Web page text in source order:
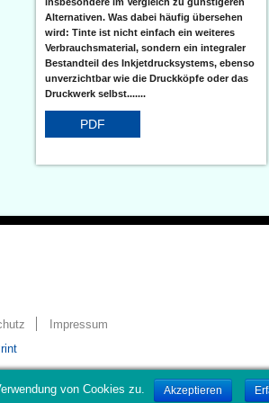
Alternativen. Was dabei häufig übersehen
wird: Tinte ist nicht einfach ein weiteres
Verbrauchsmaterial, sondern ein integraler
Bestandteil des Inkjetdrucksystems, ebenso
unverzichtbar wie die Druckköpfe oder das
Druckwerk selbst.......
PDF
Impressum
von Cookies zu. Akzeptieren